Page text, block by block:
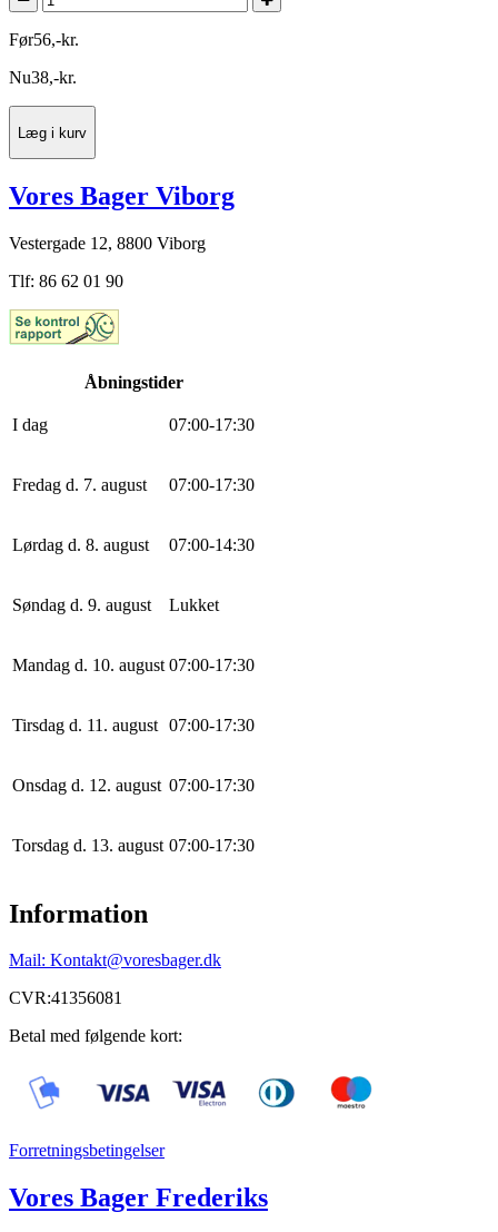
Før56,-kr.
Nu38,-kr.
Læg i kurv
Vores Bager Viborg
Vestergade 12, 8800 Viborg
Tlf: 86 62 01 90
Åbningstider
I dag 07:00-17:30
Fredag d. 7. august 07:00-17:30
Lørdag d. 8. august 07:00-14:30
Søndag d. 9. august Lukket
Mandag d. 10. august 07:00-17:30
Tirsdag d. 11. august 07:00-17:30
Onsdag d. 12. august 07:00-17:30
Torsdag d. 13. august 07:00-17:30
Information
Mail: Kontakt@voresbager.dk
CVR:41356081
Betal med følgende kort:
Forretningsbetingelser
Vores Bager Frederiks